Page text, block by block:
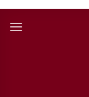
Skip